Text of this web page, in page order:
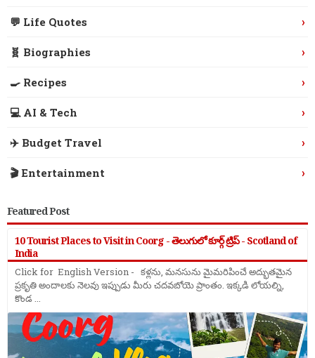
💬 Life Quotes ›
🧬 Biographies ›
🍳 Recipes ›
💻 AI & Tech ›
✈️ Budget Travel ›
🎬 Entertainment ›
Featured Post
10 Tourist Places to Visit in Coorg - తెలుగులో కూర్గ్ ట్రిప్ - Scotland of
India
Click for English Version - కళ్లను, మనసును మైమరిపించే అద్భుతమైన
ప్రకృతి అందాలకు నెలవు ఇప్పుడు మీరు చదవబోయె ప్రాంతం. ఇక్కడి లోయల్ని,
కొండ ...